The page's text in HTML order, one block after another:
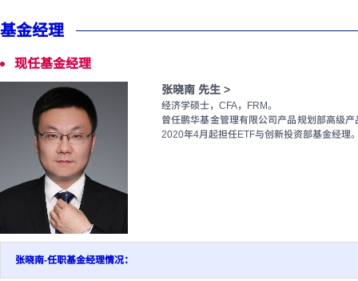
基金经理
现任基金经理
张晓南 先生 >
经济学硕士，CFA，FRM。
曾任鹏华基金管理有限公司产品规划部高级
2020年4月起担任ETF与创新投资部基金经理
张晓南-任职基金经理情况：